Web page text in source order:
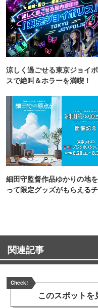
涼しく過ごせる東京ジョイ
スで絶叫＆ホラーを満喫！
細田守監督作品ゆかりの地
って限定グッズがもらえる
関連記事
Check!
このスポットを